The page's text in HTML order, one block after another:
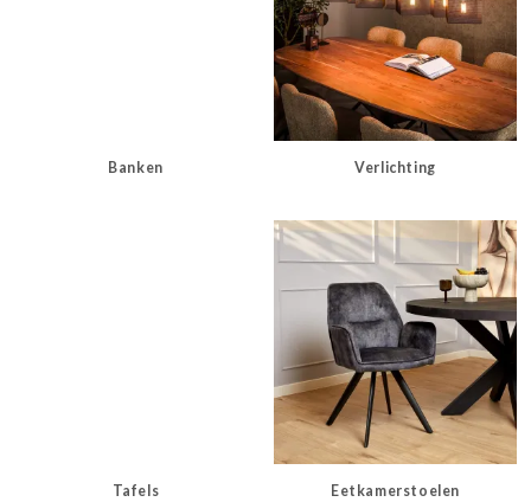
Banken Verlichting
Tafels Eetkamerstoelen